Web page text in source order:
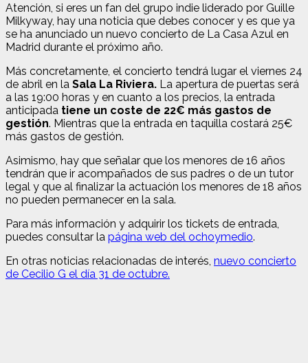
Atención, si eres un fan del grupo indie liderado por Guille
Milkyway, hay una noticia que debes conocer y es que ya
se ha anunciado un nuevo concierto de La Casa Azul en
Madrid durante el próximo año.
Más concretamente, el concierto tendrá lugar el viernes 24
de abril en la Sala La Riviera. La apertura de puertas será
a las 19:00 horas y en cuanto a los precios, la entrada
anticipada tiene un coste de 22€ más gastos de
gestión. Mientras que la entrada en taquilla costará 25€
más gastos de gestión.
Asimismo, hay que señalar que los menores de 16 años
tendrán que ir acompañados de sus padres o de un tutor
legal y que al finalizar la actuación los menores de 18 años
no pueden permanecer en la sala.
Para más información y adquirir los tickets de entrada,
puedes consultar la página web del ochoymedio.
En otras noticias relacionadas de interés, nuevo concierto
de Cecilio G el día 31 de octubre.